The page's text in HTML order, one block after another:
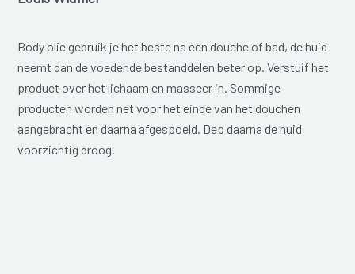
Body olie gebruik je het beste na een douche of bad, de huid
neemt dan de voedende bestanddelen beter op. Verstuif het
product over het lichaam en masseer in. Sommige
producten worden net voor het einde van het douchen
aangebracht en daarna afgespoeld. Dep daarna de huid
voorzichtig droog.